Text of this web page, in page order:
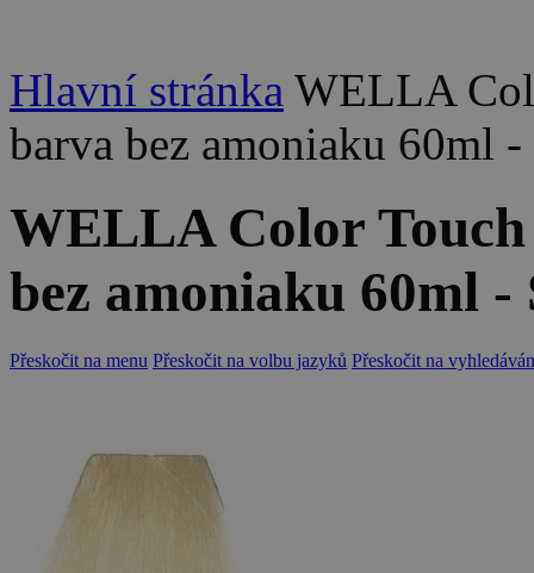
Hlavní stránka WELLA
barva bez amoniaku 60ml
WELLA Color
bez amoniaku 60ml -
Přeskočit na menu Přeskočit na volbu jazyků Přeskočit na